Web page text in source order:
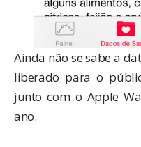
Ainda não se sabe a
liberado para o
junto com o Apple
ano.